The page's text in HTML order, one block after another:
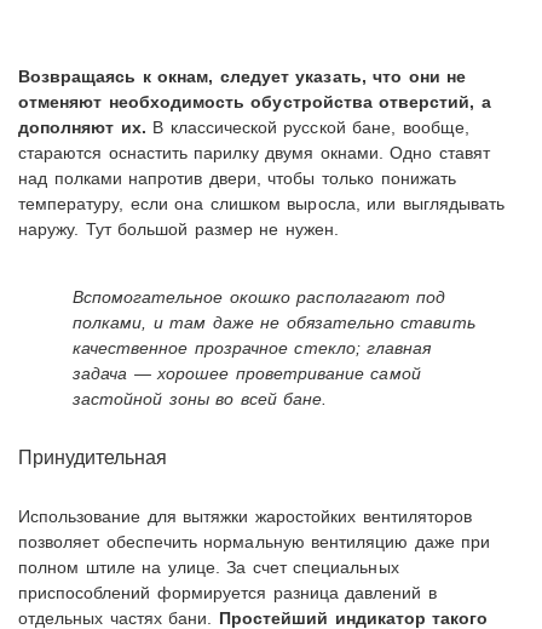
Возвращаясь к окнам, следует указать, что они не
отменяют необходимость обустройства отверстий, а
дополняют их. В классической русской бане, вообще,
стараются оснастить парилку двумя окнами. Одно ставят
над полками напротив двери, чтобы только понижать
температуру, если она слишком выросла, или выглядывать
наружу. Тут большой размер не нужен.
Вспомогательное окошко располагают под
полками, и там даже не обязательно ставить
качественное прозрачное стекло; главная
задача — хорошее проветривание самой
застойной зоны во всей бане.
Принудительная
Использование для вытяжки жаростойких вентиляторов
позволяет обеспечить нормальную вентиляцию даже при
полном штиле на улице. За счет специальных
приспособлений формируется разница давлений в
отдельных частях бани. Простейший индикатор такого